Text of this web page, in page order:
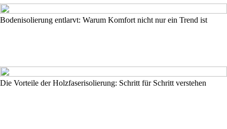
Bodenisolierung entlarvt: Warum Komfort nicht nur ein Trend ist
Die Vorteile der Holzfaserisolierung: Schritt für Schritt verstehen